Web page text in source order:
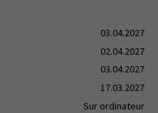
03.04.2027
02.04.2027
03.04.2027
17.03.2027
Sur ordinateur